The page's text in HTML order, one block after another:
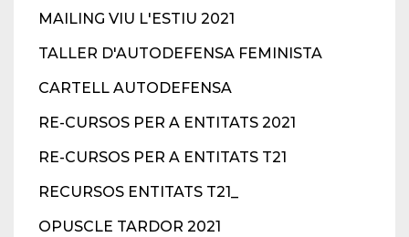
MAILING VIU L'ESTIU 2021
TALLER D'AUTODEFENSA FEMINISTA
CARTELL AUTODEFENSA
RE-CURSOS PER A ENTITATS 2021
RE-CURSOS PER A ENTITATS T21
RECURSOS ENTITATS T21_
OPUSCLE TARDOR 2021